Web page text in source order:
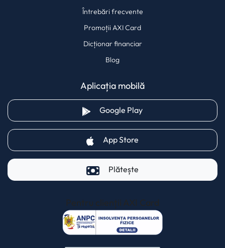
Întrebări frecvente
Promoții AXI Card
Dicționar financiar
Blog
Aplicația mobilă
Google Play(opens in a new tab)
App Store
Plătește
Pentru clienții AXI Card
(opens in a new